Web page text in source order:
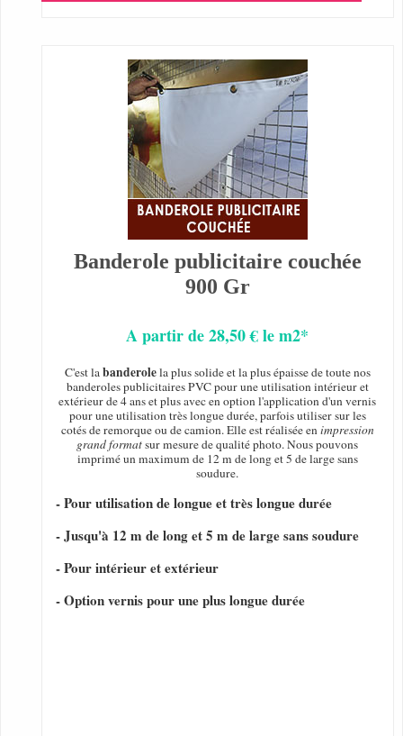
Banderole publicitaire couchée
900 Gr
A partir de 28,50 € le m2*
C'est labanderolela plus solide et la plus épaisse de toute nos
banderoles publicitaires PVC pour une utilisation intérieur et
extérieur de 4 ans et plus avec en option l'application d'un vernis
pour une utilisation très longue durée, parfois utiliser sur les
cotés de remorque ou de camion. Elle est réalisée enimpression
grand formatsur mesure de qualité photo. Nous pouvons
imprimé un maximum de 12 m de long et 5 de large sans
soudure.
- Pour utilisation de longue et très longue durée
- Jusqu'à 12 m de long et 5 m de large sans soudure
- Pour intérieur et extérieur
- Option vernis pour une plus longue durée